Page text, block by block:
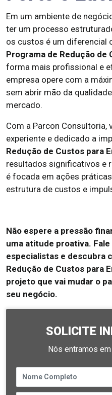
Em um ambiente de
ter um processo
os custos é um diferencial
Programa de Redução de
forma mais profissional e
empresa opere com a
sem abrir mão da
mercado.
Com a Parcon Consultoria,
experiente e dedicado a
Redução de Custos para
resultados significativos e
é focada em ações
estrutura de custos e
Não espere a pressão
uma atitude proativa.
especialistas e descubra
Redução de Custos para
projeto que vai mudar o
seu negócio.
SOLICITE
Nós entramos